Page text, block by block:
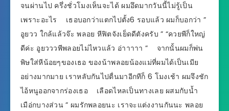
จนผ่านไป ครึ่งชั่วโมงเห็นจะได้ ผมอึดมากวันนี้ไม่รู้เป็น
เพราะอะไร เธอบอกว่าแตกไปตั้ง6 รอบแล้ว ผมก็บอกว่า ”
อูยวว ใกล้แล้วจ๊ะ พลอย หีฟิตจังเย็ดดีตังครับ ” “ควยพีก็ใหญ่
ดีค่ะ อูยวววพีพลอยไม่ไหวแล้ว อ่าาาาา ” จากนั้นผมก็พ่น
พิษใส่หีน้อยๆของเธอ ของน้าพลอยน้องแม่ที่ผมได้เป็นเมีย
อย่างมากมาย เราหลับกันไปตื่นมาอีกทีก็ 6 โมงเช้า ผมจึงชัก
ไอ้หนูออกจากร่องเธอ เลือดไหลเป็นทางเลย ผสมกับน้ำ
เมือ่กบางส่วน ” ผมรักพลอยนะ เราจะแต่งงานกันนะ พลอย